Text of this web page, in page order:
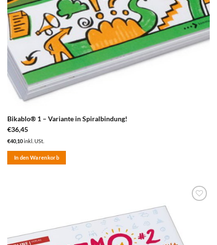
Bikablo® 1 – Variante in Spiralbindung!
€36,45
€40,10inkl. USt.
In den Warenkorb